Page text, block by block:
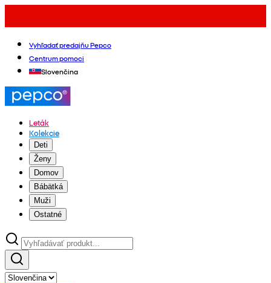
Vyhľadať predajňu Pepco
Centrum pomoci
Slovenčina
Leták
Kolekcie
Deti
Ženy
Domov
Bábätká
Muži
Ostatné